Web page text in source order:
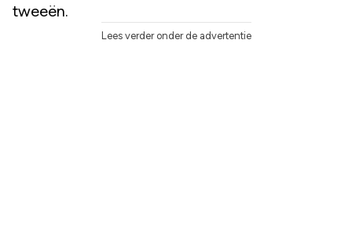
tweeën.
Lees verder onder de advertentie